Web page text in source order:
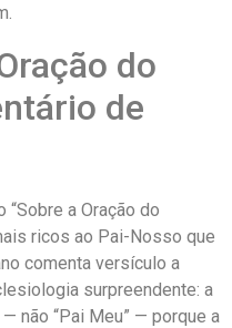
do
de
“Sobre a Oração do
ricos ao Pai-Nosso que
comenta versículo a
surpreendente: a
não “Pai Meu” — porque a